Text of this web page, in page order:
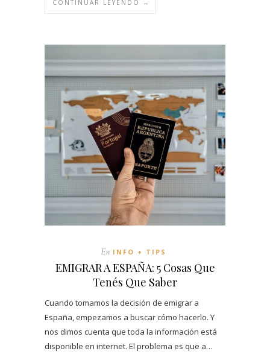
CONTINUAR LEYENDO →
En INFO + TIPS
EMIGRAR A ESPAÑA: 5 Cosas Que
Tenés Que Saber
Cuando tomamos la decisión de emigrar a
España, empezamos a buscar cómo hacerlo. Y
nos dimos cuenta que toda la información está
disponible en internet. El problema es que a…